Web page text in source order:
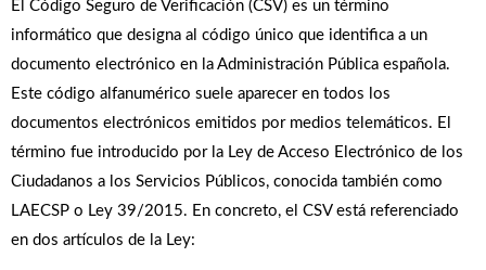
El Código Seguro de Verificación (CSV) es un término
informático que designa al código único que identifica a un
documento electrónico en la Administración Pública española.
Este código alfanumérico suele aparecer en todos los
documentos electrónicos emitidos por medios telemáticos. El
término fue introducido por la Ley de Acceso Electrónico de los
Ciudadanos a los Servicios Públicos, conocida también como
LAECSP o Ley 39/2015. En concreto, el CSV está referenciado
en dos artí­culos de la Ley: